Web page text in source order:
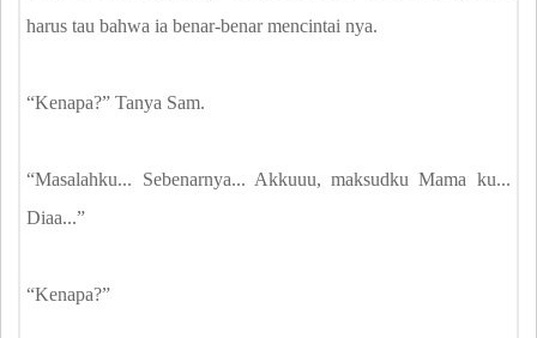
harus tau bahwa ia benar-benar mencintai nya.
“Kenapa?” Tanya Sam.
“Masalahku... Sebenarnya... Akkuuu, maksudku Mama ku...
Diaa...”
“Kenapa?”